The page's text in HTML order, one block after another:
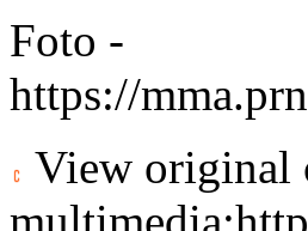
Foto -
https://
View original
multimedia: